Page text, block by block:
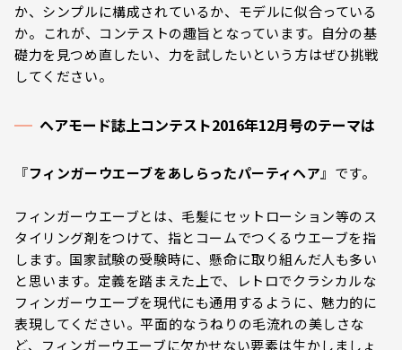
か、シンプルに構成されているか、モデルに似合っている
か――。これが、コンテストの趣旨となっています。自分の基
礎力を見つめ直したい、力を試したいという方はぜひ挑戦
してください。
ヘアモード誌上コンテスト2016年12月号のテーマは
『フィンガーウエーブをあしらったパーティヘア』です。
フィンガーウエーブとは、毛髪にセットローション等のス
タイリング剤をつけて、指とコームでつくるウエーブを指
します。国家試験の受験時に、懸命に取り組んだ人も多い
と思います。定義を踏まえた上で、レトロでクラシカルな
フィンガーウエーブを現代にも通用するように、魅力的に
表現してください。平面的なうねりの毛流れの美しさな
ど、フィンガーウエーブに欠かせない要素は生かしましょ